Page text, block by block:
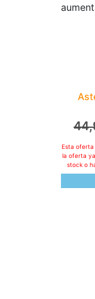
Esta oferta
la oferta
stock o